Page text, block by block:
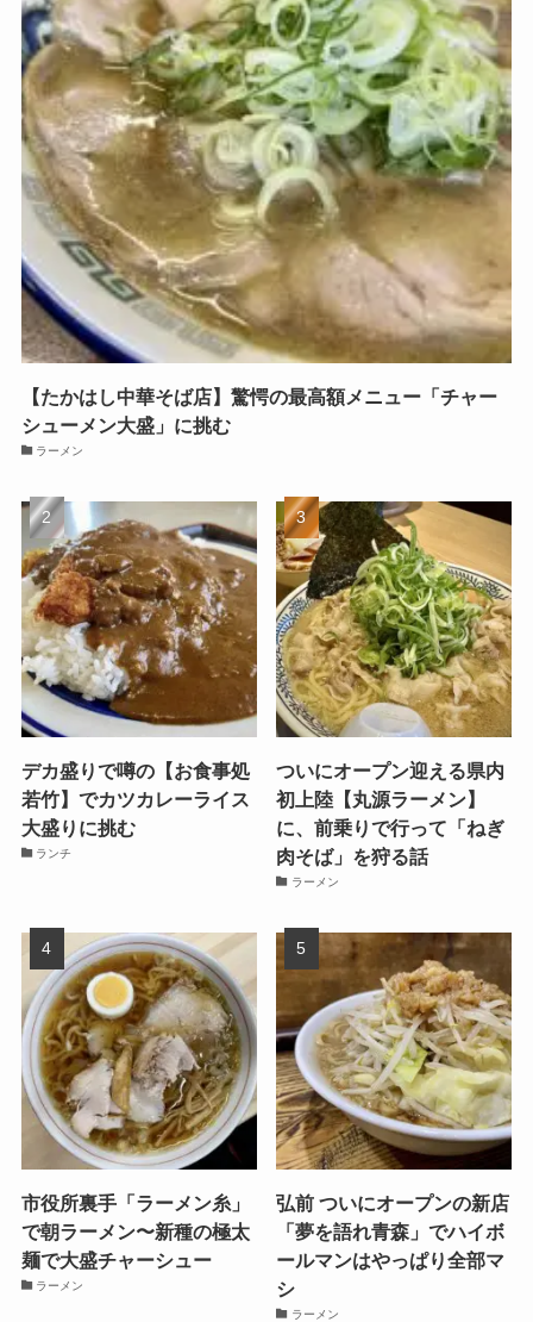
【たかはし中華そば店】驚愕の最高額メニュー「チャー
シューメン大盛」に挑む
ラーメン
デカ盛りで噂の【お食事処
若竹】でカツカレーライス
大盛りに挑む
ランチ
ついにオープン迎える県内
初上陸【丸源ラーメン】
に、前乗りで行って「ねぎ
肉そば」を狩る話
ラーメン
市役所裏手「ラーメン糸」
で朝ラーメン〜新種の極太
麺で大盛チャーシュー
ラーメン
弘前 ついにオープンの新店
「夢を語れ青森」でハイボ
ールマンはやっぱり全部マ
シ
ラーメン